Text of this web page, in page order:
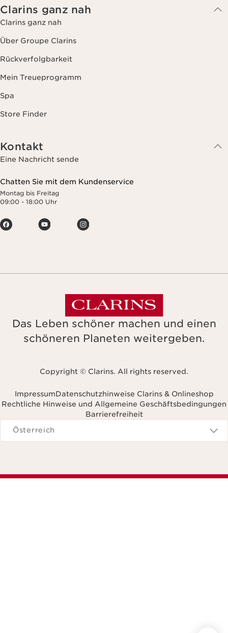
Clarins ganz nah
Clarins ganz nah
Über Groupe Clarins
Rückverfolgbarkeit
Mein Treueprogramm
Spa
Store Finder
Kontakt
Eine Nachricht sende
Chatten Sie mit dem Kundenservice
Montag bis Freitag
09:00 - 18:00 Uhr
Das Leben schöner machen und einen
schöneren Planeten weitergeben.
Copyright © Clarins. All rights reserved.
ImpressumDatenschutzhinweise Clarins & Onlineshop
Rechtliche Hinweise und Allgemeine Geschäftsbedingungen
Barrierefreiheit
Navigieren zu
Österreich